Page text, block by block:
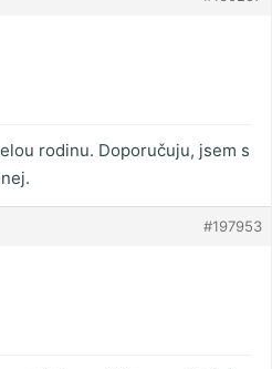
rodinu. Doporučuju, jsem s
#197953